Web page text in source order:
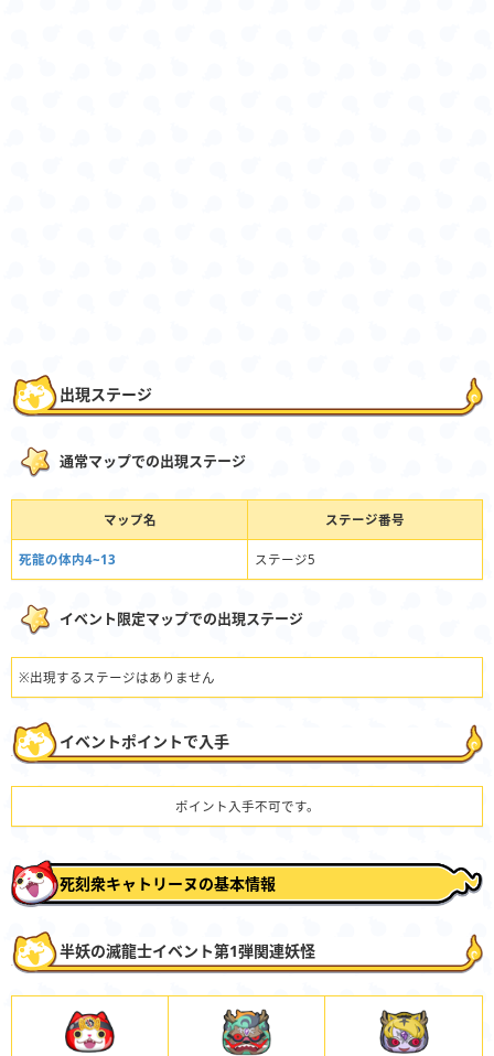
出現ステージ
通常マップでの出現ステージ
マップ名 ステージ番号
死龍の体内4~13 ステージ5
イベント限定マップでの出現ステージ
※出現するステージはありません
イベントポイントで入手
ポイント入手不可です。
死刻衆キャトリーヌの基本情報
半妖の滅龍士イベント第1弾関連妖怪